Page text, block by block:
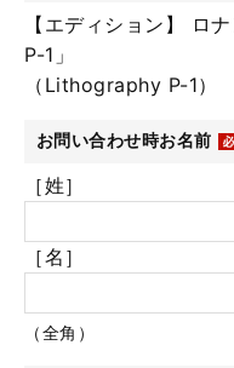
【エディション】 ロ
P-1」
（Lithography P-1）
お問い合わせ時お名前
［姓］
［名］
（全角）